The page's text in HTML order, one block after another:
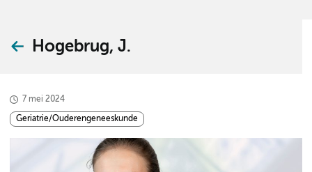
Hogebrug, J.
7 mei 2024
Geriatrie/Ouderengeneeskunde